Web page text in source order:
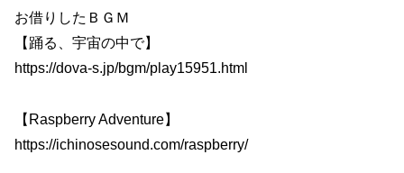
お借りしたＢＧＭ
【踊る、宇宙の中で】
https://dova-s.jp/bgm/play15951.html
【Raspberry Adventure】
https://ichinosesound.com/raspberry/